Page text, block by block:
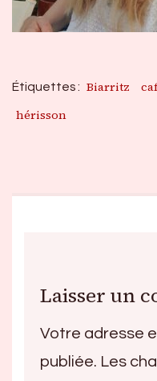
Étiquettes : Biarritz
hérisson
Laisser un
Votre adresse
publiée. Les